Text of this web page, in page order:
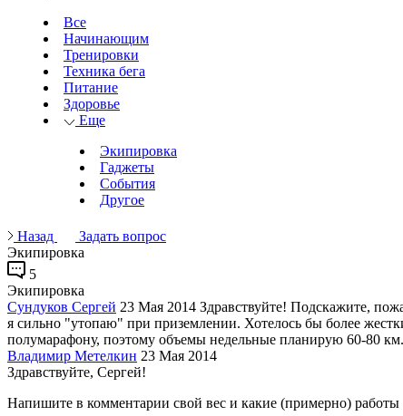
Все
Начинающим
Тренировки
Техника бега
Питание
Здоровье
Еще
Экипировка
Гаджеты
События
Другое
Назад
Задать вопрос
Экипировка
5
Экипировка
Сундуков Сергей 23 Мая 2014 Здравствуйте! Подскажите,
я сильно "утопаю" при приземлении. Хотелось бы более
полумарафону, поэтому объемы недельные планирую 60-80 км.
Владимир Метелкин 23 Мая 2014
Здравствуйте, Сергей!
Напишите в комментарии свой вес и какие (примерно) работы